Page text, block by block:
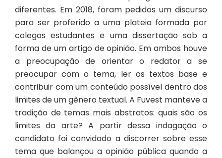
diferentes. Em 2018, foram pedidos um discurso
para ser proferido a uma plateia formada por
colegas estudantes e uma dissertação sob a
forma de um artigo de opinião. Em ambos houve
a preocupação de orientar o redator a se
preocupar com o tema, ler os textos base e
contribuir com um conteúdo possível dentro dos
limites de um gênero textual. A Fuvest manteve a
tradição de temas mais abstratos: quais são os
limites da arte? A partir dessa indagação o
candidato foi convidado a discorrer sobre esse
tema que balançou a opinião pública quando a